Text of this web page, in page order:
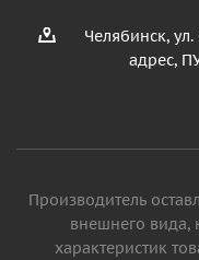
Челябинск,
адрес,
Производитель
внешнего вида,
характеристик